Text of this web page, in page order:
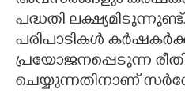
പദ്ധതി
പരിപാടികൾ
പ്രയോജനപ്പെടുന്ന
ചെയ്യുന്നതിനാണ്